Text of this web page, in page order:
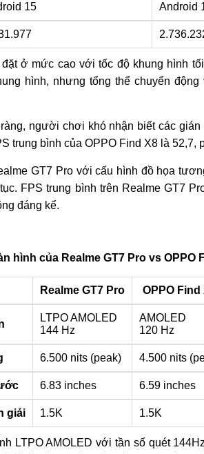
15 Android
ở mức cao với tốc độ khung hình
hình, nhưng tổng thể chuyển động
người chơi khó nhận biết các
trung bình của OPPO Find X8 là 52,7,
GT7 Pro với cấu hình đồ họa
FPS trung bình trên Realme GT7
đáng kể.
hình của Realme GT7 Pro vs OPPO
Realme GT7 Pro OPPO Find
LTPO AMOLED
144 Hz
AMOLED
120 Hz
6.500 nits (peak) 4.500 nits
6.83 inches 6.59 inches
giải 1.5K 1.5K
LTPO AMOLED với tần số quét